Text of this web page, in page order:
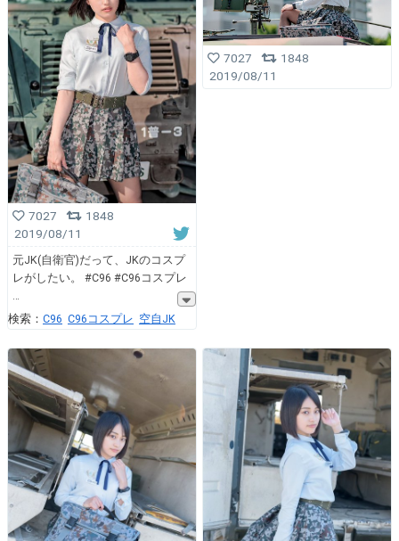
7027
1848
2019/08/11
元JK(自衛官)だって、JKのコスプ
レがしたい。 #C96 #C96コスプレ
検索： C96 C96コスプレ 空自JK
7027
1848
2019/08/11